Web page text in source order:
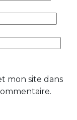
mon site dans